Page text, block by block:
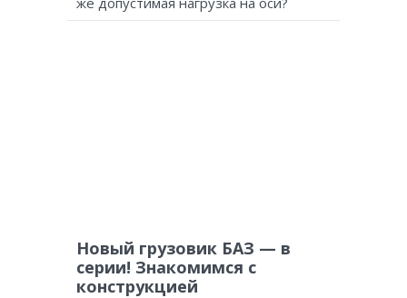
Новый грузовик БАЗ — в
серии! Знакомимся с
конструкцией